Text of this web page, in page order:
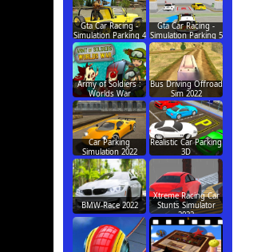
Gta Car Racing -
Simulation Parking 4
Gta Car Racing -
Simulation Parking 5
Army of Soldiers :
Worlds War
Bus Driving Offroad
Sim 2022
Car Parking
Simulation 2022
Realistic Car Parking
3D
BMW-Race 2022
Xtreme Racing Car
Stunts Simulator
2022